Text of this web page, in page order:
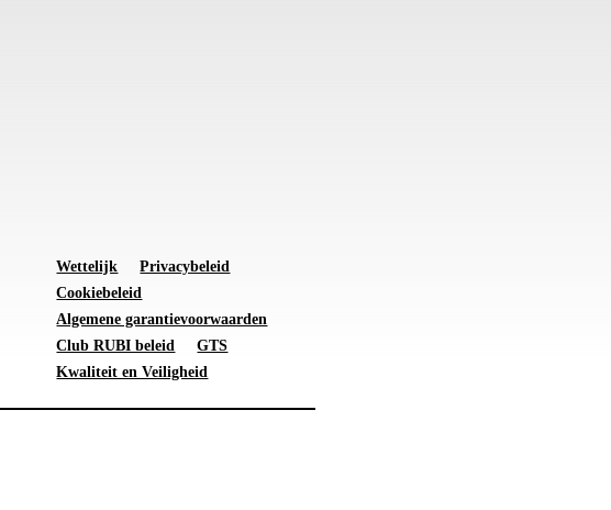
Wettelijk
Privacybeleid
Cookiebeleid
Algemene garantievoorwaarden
Club RUBI beleid
GTS
Kwaliteit en Veiligheid